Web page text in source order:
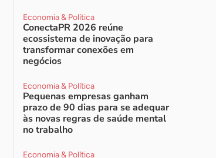
Economia & Política
ConectaPR 2026 reúne
ecossistema de inovação para
transformar conexões em
negócios
Economia & Política
Pequenas empresas ganham
prazo de 90 dias para se adequar
às novas regras de saúde mental
no trabalho
Economia & Política